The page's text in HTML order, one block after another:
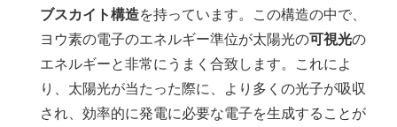
ブスカイト構造を持っています。この構造の中で、
ヨウ素の電子のエネルギー準位が太陽光の可視光の
エネルギーと非常にうまく合致します。これによ
り、太陽光が当たった際に、より多くの光子が吸収
され、効率的に発電に必要な電子を生成することが